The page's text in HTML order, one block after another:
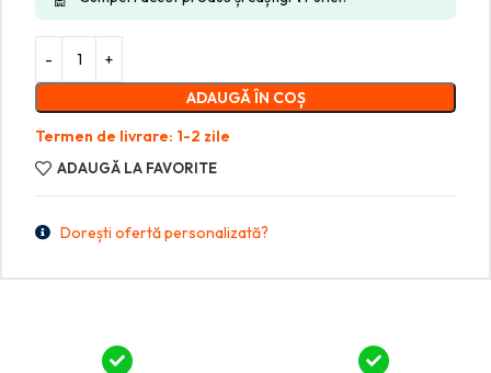
ADAUGĂ ÎN COȘ
Termen de livrare: 1-2 zile
ADAUGĂ LA FAVORITE
Dorești ofertă personalizată?